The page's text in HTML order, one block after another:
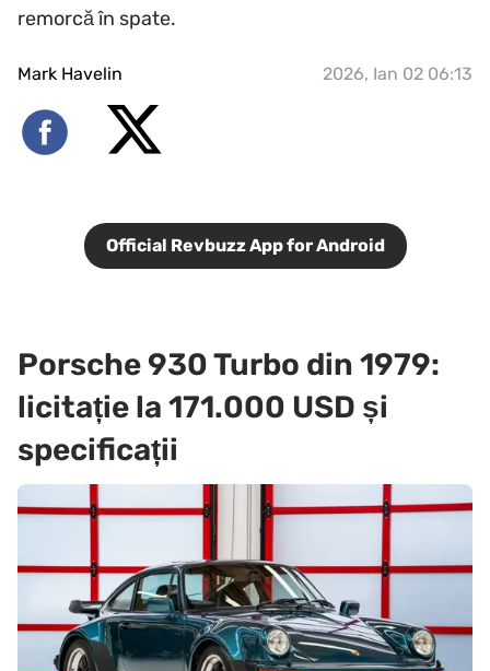
remorcă în spate.
Mark Havelin 2026, Ian 02 06:13
Official Revbuzz App for Android
Porsche 930 Turbo din 1979:
licitație la 171.000 USD și
specificații